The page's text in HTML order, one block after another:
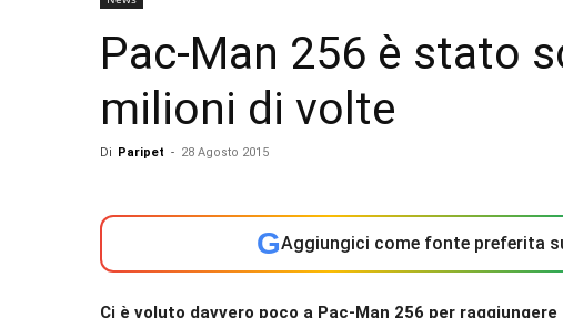
Pac-Man 256 è stato
milioni di volte
Di Paripet - 28 Agosto 2015
GAggiungici come fonte preferita
Ci è voluto davvero poco a Pac-Man 256 per